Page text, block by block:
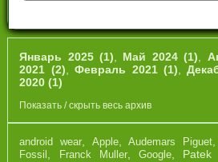
Январь 2025 (1) Май 2024 (1)
2021 (2) ,Февраль 2021 (1) ,
2020 (1)
Показать / скрыть весь архив
android wear, Apple,Audemars Piguet,
Fossil , Franck Muller, Google, Patek